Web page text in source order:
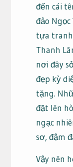
đến cái
đảo
tựa tranh
Thanh
nơi đây
đẹp kỳ
tặng.
đặt lên
ngạc
sơ, đậm
Vậy nên